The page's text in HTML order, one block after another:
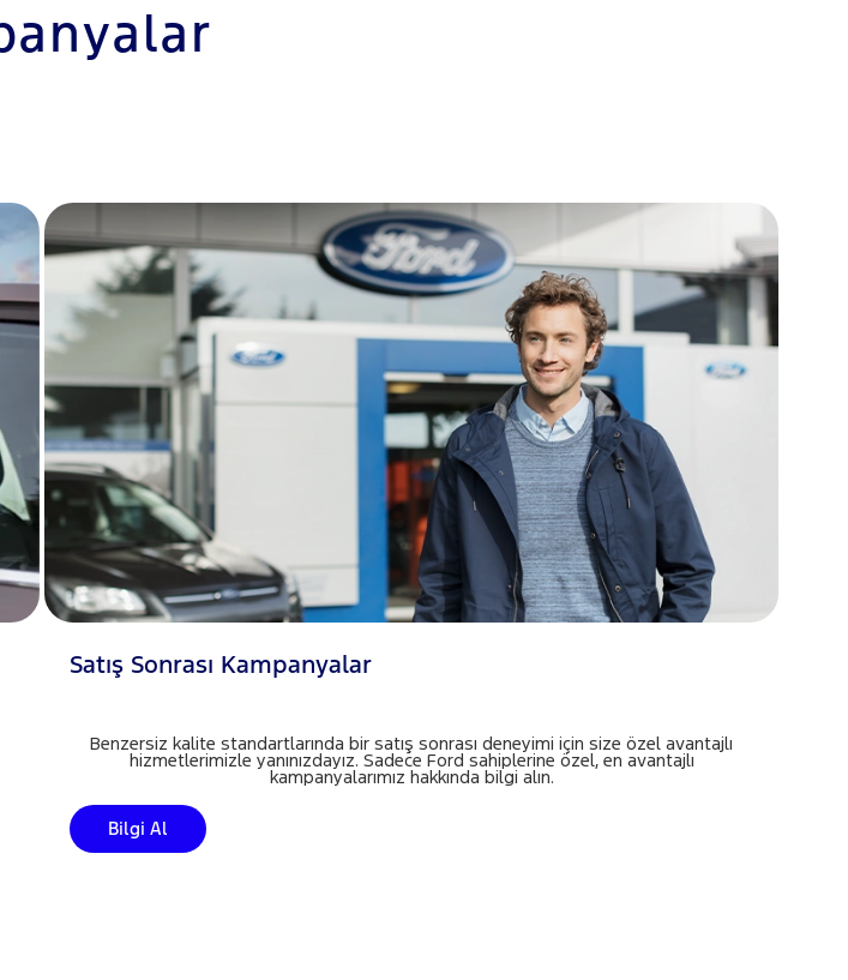
Satış Sonrası Kampanyalar
Benzersiz kalite standartlarında bir satış sonrası deneyimi için size özel avantajlı
hizmetlerimizle yanınızdayız. Sadece Ford sahiplerine özel, en avantajlı
kampanyalarımız hakkında bilgi alın.
Bilgi Al